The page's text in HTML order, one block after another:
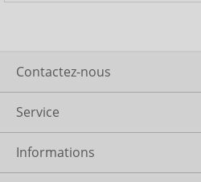
Contactez-nous
Service
Informations